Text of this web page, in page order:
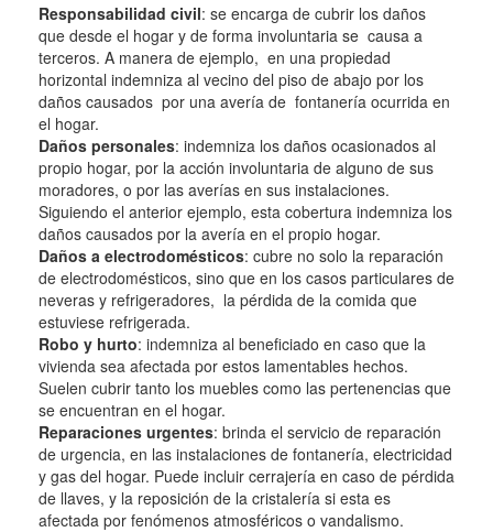
Responsabilidad civil: se encarga de cubrir los daños
que desde el hogar y de forma involuntaria se causa a
terceros. A manera de ejemplo, en una propiedad
horizontal indemniza al vecino del piso de abajo por los
daños causados por una avería de fontanería ocurrida en
el hogar.
Daños personales: indemniza los daños ocasionados al
propio hogar, por la acción involuntaria de alguno de sus
moradores, o por las averías en sus instalaciones.
Siguiendo el anterior ejemplo, esta cobertura indemniza los
daños causados por la avería en el propio hogar.
Daños a electrodomésticos: cubre no solo la reparación
de electrodomésticos, sino que en los casos particulares de
neveras y refrigeradores, la pérdida de la comida que
estuviese refrigerada.
Robo y hurto: indemniza al beneficiado en caso que la
vivienda sea afectada por estos lamentables hechos.
Suelen cubrir tanto los muebles como las pertenencias que
se encuentran en el hogar.
Reparaciones urgentes: brinda el servicio de reparación
de urgencia, en las instalaciones de fontanería, electricidad
y gas del hogar. Puede incluir cerrajería en caso de pérdida
de llaves, y la reposición de la cristalería si esta es
afectada por fenómenos atmosféricos o vandalismo.